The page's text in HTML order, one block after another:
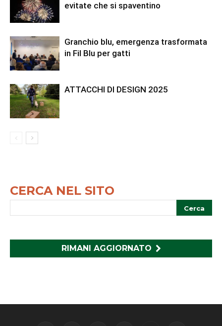
evitate che si spaventino
Granchio blu, emergenza trasformata
in Fil Blu per gatti
ATTACCHI DI DESIGN 2025
CERCA NEL SITO
RIMANI AGGIORNATO